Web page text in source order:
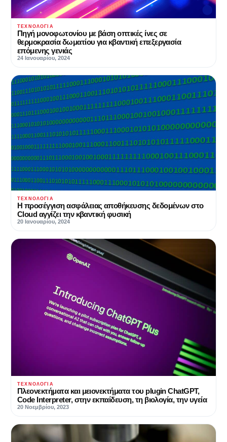
ΤΕΧΝΟΛΟΓΊΑ
Πηγή μονοφωτονίου με βάση οπτικές ίνες σε
θερμοκρασία δωματίου για κβαντική επεξεργασία
επόμενης γενιάς
24 Ιανουαρίου, 2024
ΤΕΧΝΟΛΟΓΊΑ
Η προσέγγιση ασφάλειας αποθήκευσης δεδομένων στο
Cloud αγγίζει την κβαντική φυσική
20 Ιανουαρίου, 2024
ΤΕΧΝΟΛΟΓΊΑ
Πλεονεκτήματα και μειονεκτήματα του plugin ChatGPT,
Code Interpreter, στην εκπαίδευση, τη βιολογία, την υγεία
20 Νοεμβρίου, 2023